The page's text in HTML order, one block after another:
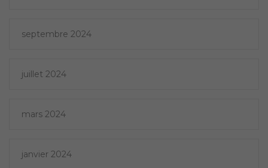
septembre 2024
juillet 2024
mars 2024
janvier 2024